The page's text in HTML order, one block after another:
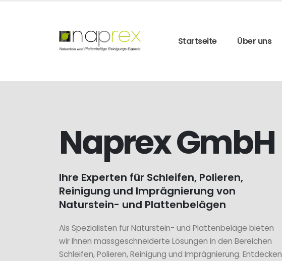
Startseite Über uns
Naprex GmbH
Ihre Experten für Schleifen, Polieren,
Reinigung und Imprägnierung von
Naturstein- und Plattenbelägen
Als Spezialisten für Naturstein- und Plattenbeläge bieten
wir Ihnen massgeschneiderte Lösungen in den Bereichen
Schleifen, Polieren, Reinigung und Imprägnierung. Entdecken